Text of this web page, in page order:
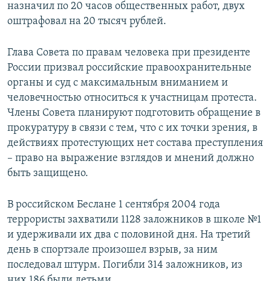
назначил по 20 часов общественных работ, двух
оштрафовал на 20 тысяч рублей.
Глава Совета по правам человека при президенте
России призвал российские правоохранительные
органы и суд с максимальным вниманием и
человечностью относиться к участницам протеста.
Члены Совета планируют подготовить обращение в
прокуратуру в связи с тем, что с их точки зрения, в
действиях протестующих нет состава преступления
– право на выражение взглядов и мнений должно
быть защищено.
В российском Беслане 1 сентября 2004 года
террористы захватили 1128 заложников в школе №1
и удерживали их два с половиной дня. На третий
день в спортзале произошел взрыв, за ним
последовал штурм. Погибли 314 заложников, из